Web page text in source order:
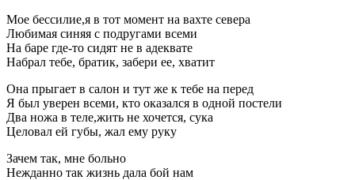
Мое бессилие,я в тот момент на вахте севера
Любимая синяя с подругами всеми
На баре где-то сидят не в адеквате
Набрал тебе, братик, забери ее, хватит
Она прыгает в салон и тут же к тебе на перед
Я был уверен всеми, кто оказался в одной постели
Два ножа в теле,жить не хочется, сука
Целовал ей губы, жал ему руку
Зачем так, мне больно
Нежданно так жизнь дала бой нам